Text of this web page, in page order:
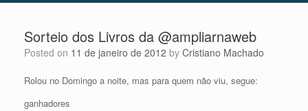
Sorteio dos Livros da @ampliarnaweb
Posted on 11 de janeiro de 2012 by Cristiano Machado
Rolou no Domingo a noite, mas para quem não viu, segue:
ganhadores